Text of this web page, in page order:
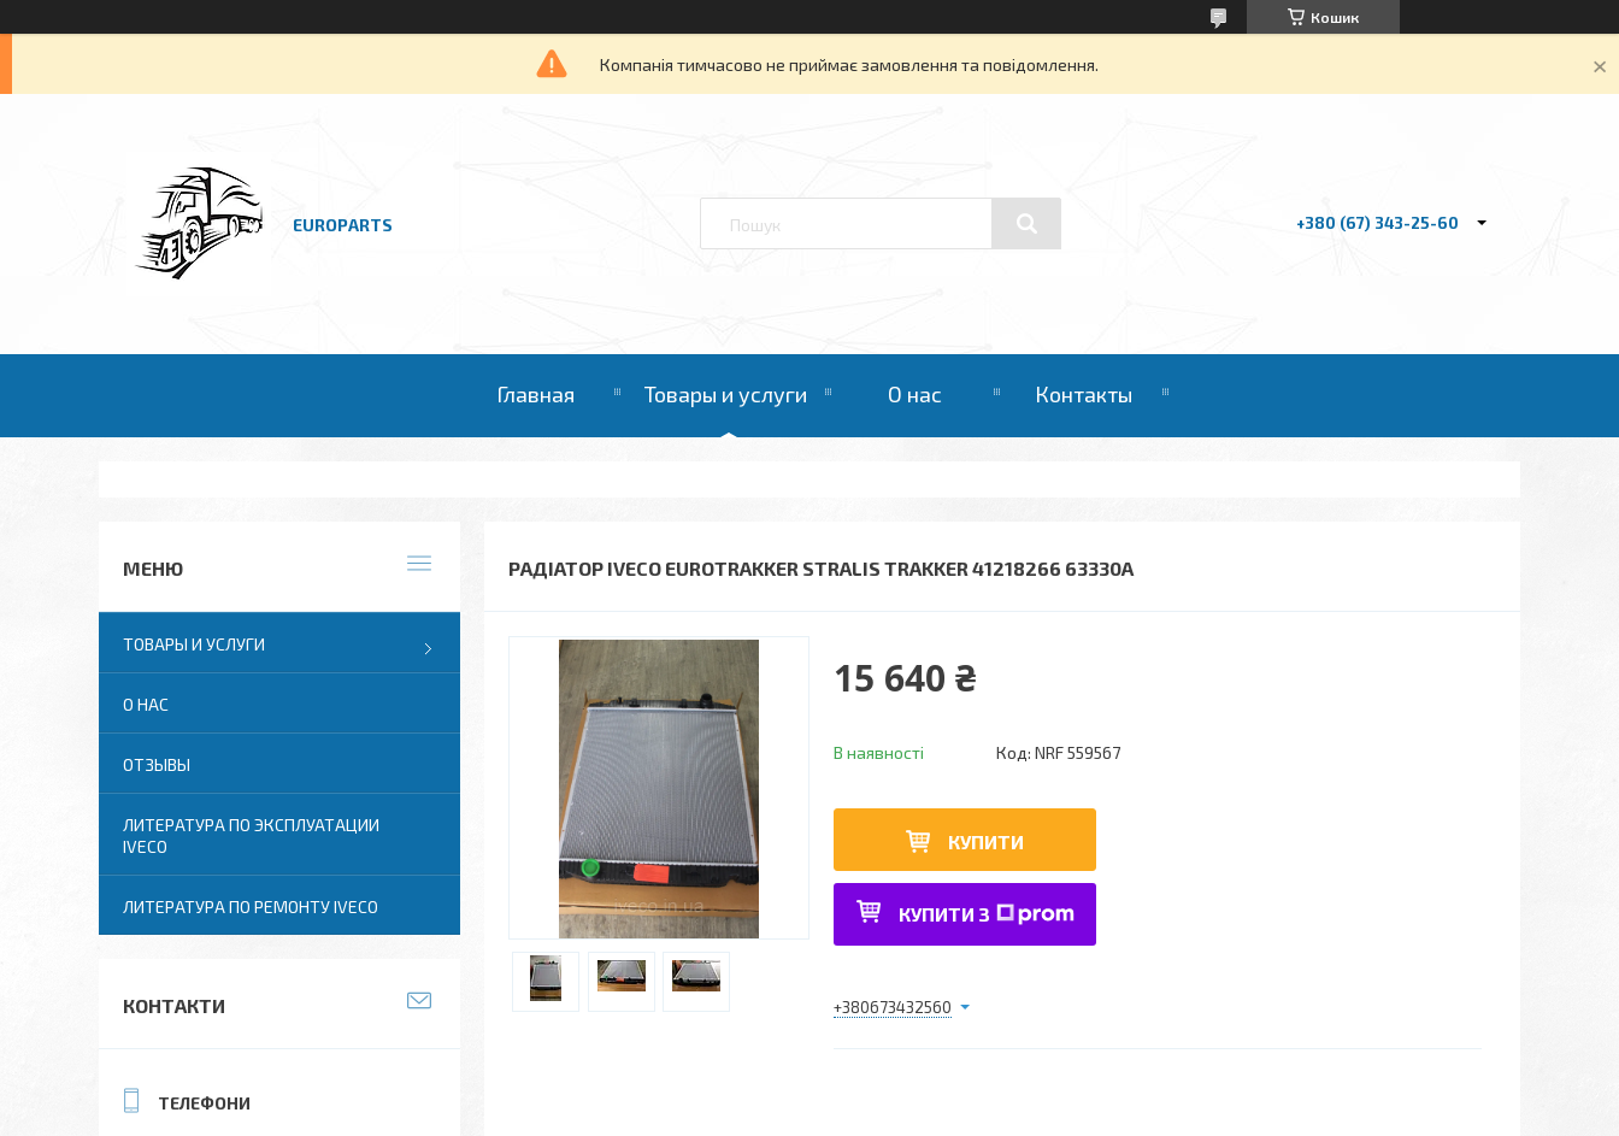
Кошик
Компанія тимчасово не приймає замовлення та повідомлення.
EUROPARTS +380 (67) 343-25-60
Главная Товары и услуги О нас Контакты
РАДІАТОР IVECO EUROTRAKKER STRALIS TRAKKER 41218266 63330A
15 640 ₴
В наявності Код: NRF 559567
КУПИТИ
КУПИТИ З
+380673432560
ТОВАРЫ И УСЛУГИ
О НАС
ОТЗЫВЫ
ЛИТЕРАТУРА ПО ЭКСПЛУАТАЦИИ
IVECO
ЛИТЕРАТУРА ПО РЕМОНТУ IVECO
КОНТАКТИ